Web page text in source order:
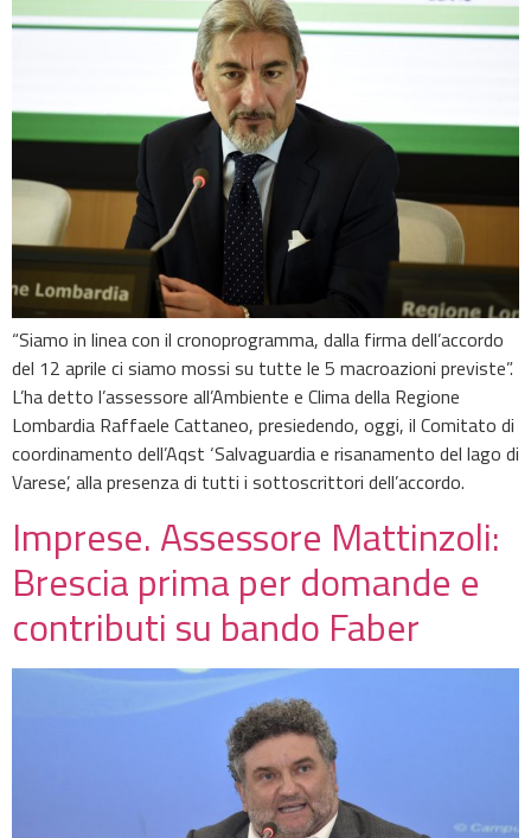
“Siamo in linea con il cronoprogramma, dalla firma dell’accordo
del 12 aprile ci siamo mossi su tutte le 5 macroazioni previste”.
L’ha detto l’assessore all’Ambiente e Clima della Regione
Lombardia Raffaele Cattaneo, presiedendo, oggi, il Comitato di
coordinamento dell’Aqst ‘Salvaguardia e risanamento del lago di
Varese’, alla presenza di tutti i sottoscrittori dell’accordo.
Imprese. Assessore Mattinzoli:
Brescia prima per domande e
contributi su bando Faber